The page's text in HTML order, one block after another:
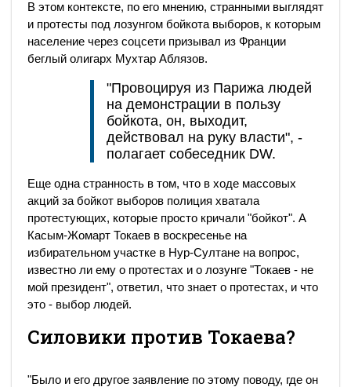
В этом контексте, по его мнению, странными выглядят
и протесты под лозунгом бойкота выборов, к которым
население через соцсети призывал из Франции
беглый олигарх Мухтар Аблязов.
"Провоцируя из Парижа людей
на демонстрации в пользу
бойкота, он, выходит,
действовал на руку власти", -
полагает собеседник DW.
Еще одна странность в том, что в ходе массовых
акций за бойкот выборов полиция хватала
протестующих, которые просто кричали "бойкот". А
Касым-Жомарт Токаев в воскресенье на
избирательном участке в Нур-Султане на вопрос,
известно ли ему о протестах и о лозунге "Токаев - не
мой президент", ответил, что знает о протестах, и что
это - выбор людей.
Силовики против Токаева?
"Было и его другое заявление по этому поводу, где он